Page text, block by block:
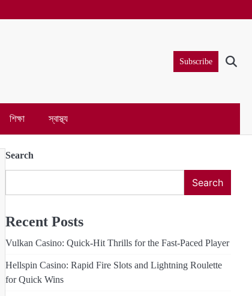
Subscribe
শিক্ষা স্বাস্থ্য
Search
Search
Recent Posts
Vulkan Casino: Quick‑Hit Thrills for the Fast‑Paced Player
Hellspin Casino: Rapid Fire Slots and Lightning Roulette
for Quick Wins